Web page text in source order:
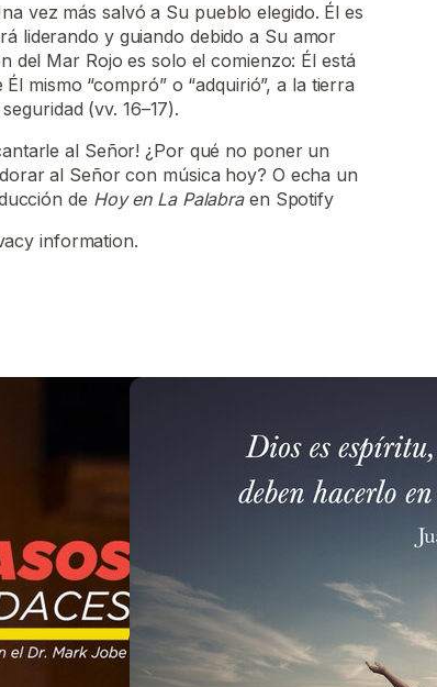
vez más salvó a Su pueblo elegido. Él es
liderando y guiando debido a Su amor
del Mar Rojo es solo el comienzo: Él está
mismo “compró” o “adquirió”, a la tierra
(vv. 16–17).
al Señor! ¿Por qué no poner un
al Señor con música hoy? O echa un
de Hoy en La Palabraen Spotify
information.